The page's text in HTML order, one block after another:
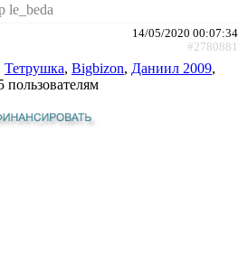
le_beda
14/05/2020 00:07:34
#2780881
Тетрушка, Bigbizon, Даниил 2009,
пользователям